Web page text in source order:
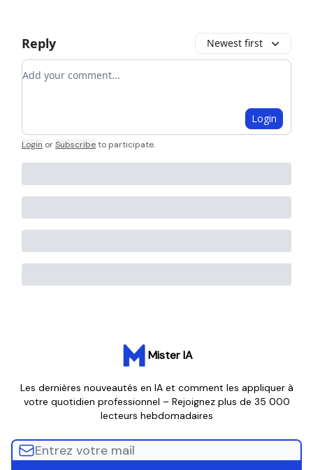
Reply Newest first
Add your comment
Login
Login orSubscribeto participate.
Mister IA
Les dernières nouveautés en IA et comment les appliquer à
votre quotidien professionnel – Rejoignez plus de 35 000
lecteurs hebdomadaires